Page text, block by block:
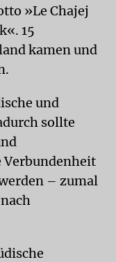
»Le Chajej
15
kamen und
und
sollte
Verbundenheit
– zumal